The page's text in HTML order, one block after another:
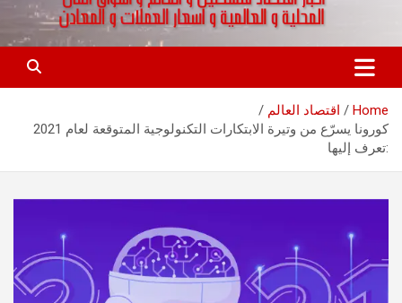
كواليس المال
اخبار اقتصاد فلسطين و العالم و تقارير اسواق المال و العملات
Home
اقتصاد العالم
كورونا يسرّع من وتيرة الابتكارات التكنولوجية المتوقعة لعام 2021
:تعرف إليها